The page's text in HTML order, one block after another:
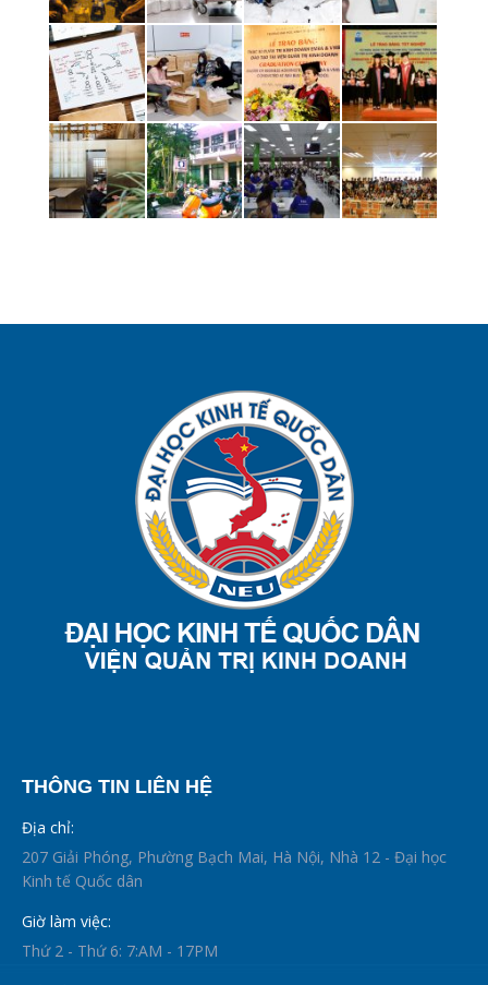
THÔNG TIN LIÊN HỆ
Địa chỉ:
207 Giải Phóng, Phường Bạch Mai, Hà Nội, Nhà 12 - Đại học
Kinh tế Quốc dân
Giờ làm việc:
Thứ 2 - Thứ 6: 7:AM - 17PM